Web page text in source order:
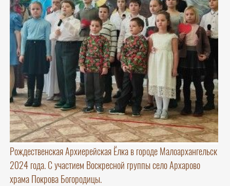
Рождественская Архиерейская Ёлка в городе Малоархангельск
2024 года. С участием Воскресной группы село Архарово
храма Покрова Богородицы.